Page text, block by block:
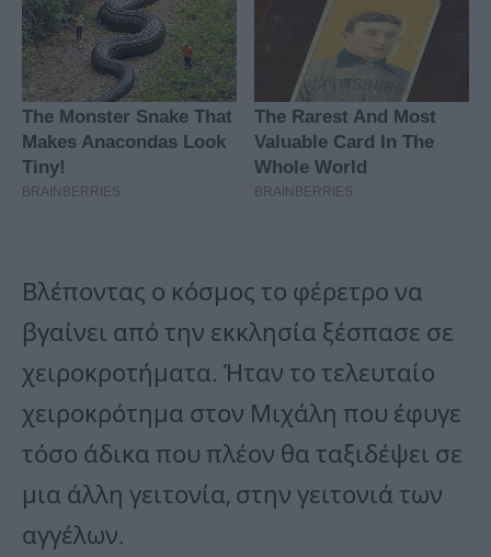
Βλέποντας ο κόσμος το φέρετρο να
βγαίνει από την εκκλησία ξέσπασε σε
χειροκροτήματα. Ήταν το τελευταίο
χειροκρότημα στον Μιχάλη που έφυγε
τόσο άδικα που πλέον θα ταξιδέψει σε
μια άλλη γειτονία, στην γειτονιά των
αγγέλων.